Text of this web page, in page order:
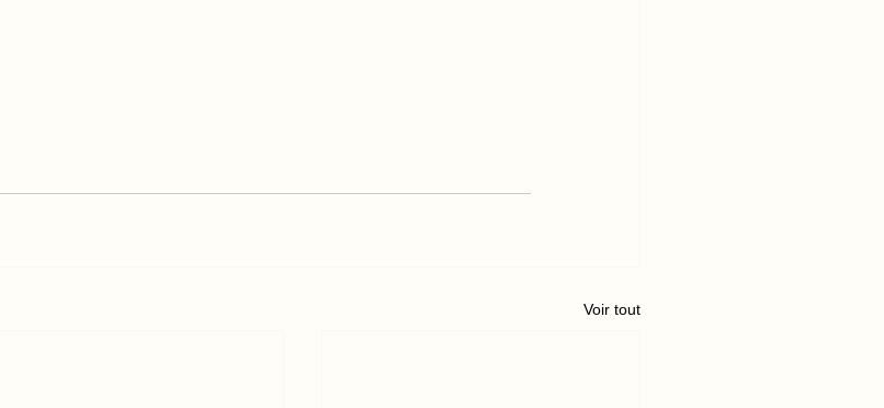
Voir tout